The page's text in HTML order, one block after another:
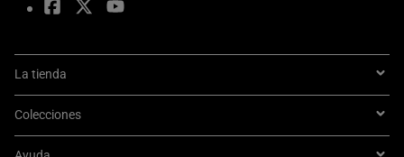
La tienda
Colecciones